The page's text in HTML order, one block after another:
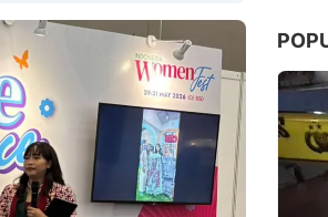
Copy Link